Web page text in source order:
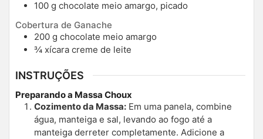
100 g chocolate meio amargo, picado
Cobertura de Ganache
200 g chocolate meio amargo
¾ xícara creme de leite
INSTRUÇÕES
Preparando a Massa Choux
Cozimento da Massa: Em uma panela, combine
água, manteiga e sal, levando ao fogo até a
manteiga derreter completamente. Adicione a